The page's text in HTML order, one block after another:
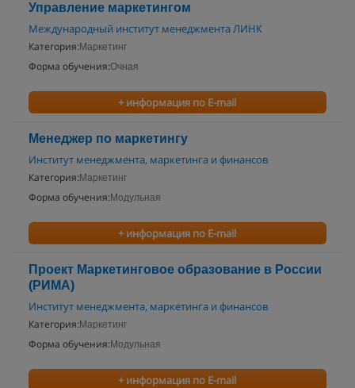
Управление маркетингом
Международный институт менеджмента ЛИНК
Категория: Маркетинг
Форма обучения:Очная
+ информация по E-mail
Менеджер по маркетингу
Институт менеджмента, маркетинга и финансов
Категория: Маркетинг
Форма обучения: Модульная
+ информация по E-mail
Проект Маркетинговое образование в Росcии
(РИМА)
Институт менеджмента, маркетинга и финансов
Категория: Маркетинг
Форма обучения: Модульная
+ информация по E-mail